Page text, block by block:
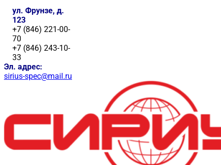
ул. Фрунзе, д.
123
+7 (846) 221-00-
70
+7 (846) 243-10-
33
Эл. адрес:
sirius-spec@mail.ru